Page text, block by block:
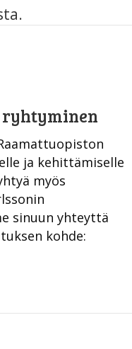
ja kehittämiselle
myös
sinuun yhteyttä
kohde: